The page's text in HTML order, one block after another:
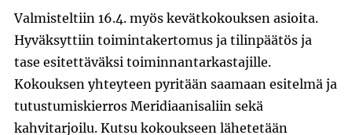
Valmisteltiin 16.4. myös kevätkokouksen asioita.
Hyväksyttiin toimintakertomus ja tilinpäätös ja
tase esitettäväksi toiminnantarkastajille.
Kokouksen yhteyteen pyritään saamaan esitelmä ja
tutustumiskierros Meridiaanisaliin sekä
kahvitarjoilu. Kutsu kokoukseen lähetetään